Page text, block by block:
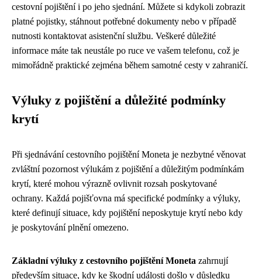
cestovní pojištění i po jeho sjednání. Můžete si kdykoli zobrazit
platné pojistky, stáhnout potřebné dokumenty nebo v případě
nutnosti kontaktovat asistenční službu. Veškeré důležité
informace máte tak neustále po ruce ve vašem telefonu, což je
mimořádně praktické zejména během samotné cesty v zahraničí.
Výluky z pojištění a důležité podmínky
krytí
Při sjednávání cestovního pojištění Moneta je nezbytné věnovat
zvláštní pozornost výlukám z pojištění a důležitým podmínkám
krytí, které mohou výrazně ovlivnit rozsah poskytované
ochrany. Každá pojišťovna má specifické podmínky a výluky,
které definují situace, kdy pojištění neposkytuje krytí nebo kdy
je poskytování plnění omezeno.
Základní výluky z cestovního pojištění Moneta zahrnují
především situace, kdy ke škodní události došlo v důsledku